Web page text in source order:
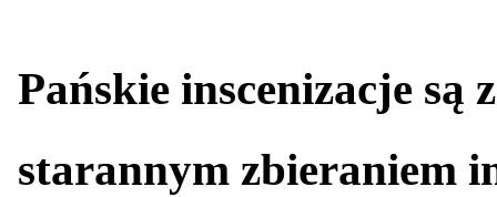
Pańskie inscenizacje są
starannym zbieraniem